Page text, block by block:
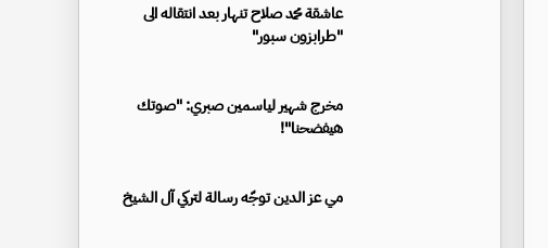
عاشقة محمد صلاح تنهار بعد انتقاله الى
"طرابزون سبور"
مخرج شهير لياسمين صبري: "صوتك
هيفضحنا"!
مي عز الدين توجّه رسالة لتركي آل الشيخ